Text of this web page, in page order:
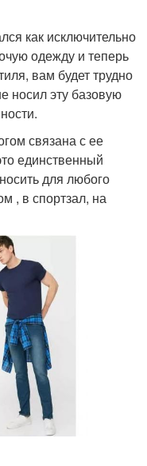
как исключительно
одежду и теперь
вам будет трудно
носил эту базовую
связана с ее
единственный
для любого
, в спортзал, на